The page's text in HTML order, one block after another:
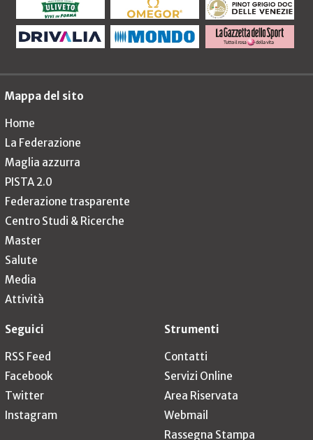
Mappa del sito
Home
La Federazione
Maglia azzurra
PISTA 2.0
Federazione trasparente
Centro Studi & Ricerche
Master
Salute
Media
Attività
Seguici
RSS Feed
Facebook
Twitter
Instagram
Strumenti
Contatti
Servizi Online
Area Riservata
Webmail
Rassegna Stampa